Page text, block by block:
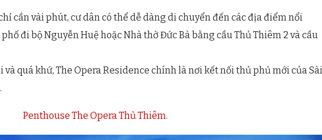
cần vài phút, cư dân có thể dễ dàng di chuyển đến các địa điểm nổi
đi bộ Nguyễn Huệ hoặc Nhà thờ Đức Bà bằng cầu Thủ Thiêm 2 và cầu
quá khứ, The Opera Residence chính là nơi kết nối thủ phủ mới của Sài
Penthouse The Opera Thủ Thiêm.